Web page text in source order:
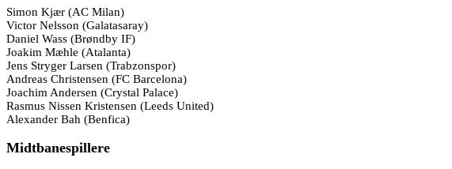
Simon Kjær (AC Milan)
Victor Nelsson (Galatasaray)
Daniel Wass (Brøndby IF)
Joakim Mæhle (Atalanta)
Jens Stryger Larsen (Trabzonspor)
Andreas Christensen (FC Barcelona)
Joachim Andersen (Crystal Palace)
Rasmus Nissen Kristensen (Leeds United)
Alexander Bah (Benfica)
Midtbanespillere